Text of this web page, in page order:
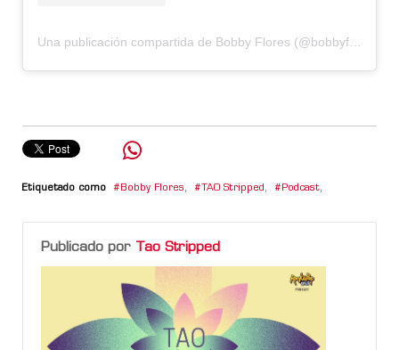
Etiquetado como Bobby Flores, TAO Stripped , Podcast,
Publicado por Tao Stripped